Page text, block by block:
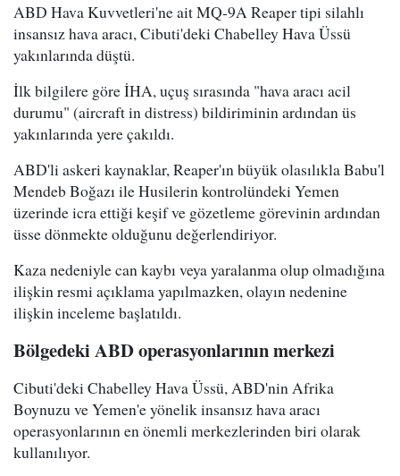
ABD Hava Kuvvetleri'ne ait MQ-9A Reaper tipi silahlı
insansız hava aracı, Cibuti'deki Chabelley Hava Üssü
yakınlarında düştü.
İlk bilgilere göre İHA, uçuş sırasında "hava aracı acil
durumu" (aircraft in distress) bildiriminin ardından üs
yakınlarında yere çakıldı.
ABD'li askeri kaynaklar, Reaper'ın büyük olasılıkla Babu'l
Mendeb Boğazı ile Husilerin kontrolündeki Yemen
üzerinde icra ettiği keşif ve gözetleme görevinin ardından
üsse dönmekte olduğunu değerlendiriyor.
Kaza nedeniyle can kaybı veya yaralanma olup olmadığına
ilişkin resmi açıklama yapılmazken, olayın nedenine
ilişkin inceleme başlatıldı.
Bölgedeki ABD operasyonlarının merkezi
Cibuti'deki Chabelley Hava Üssü, ABD'nin Afrika
Boynuzu ve Yemen'e yönelik insansız hava aracı
operasyonlarının en önemli merkezlerinden biri olarak
kullanılıyor.